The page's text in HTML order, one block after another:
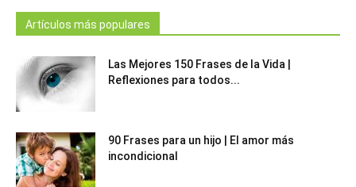
Artículos más populares
Las Mejores 150 Frases de la Vida |
Reflexiones para todos...
90 Frases para un hijo | El amor más
incondicional